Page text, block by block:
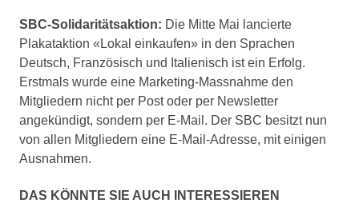
SBC-Solidaritätsaktion: Die Mitte Mai lancierte
Plakataktion «Lokal einkaufen» in den Sprachen
Deutsch, Französisch und Italienisch ist ein Erfolg.
Erstmals wurde eine Marketing-Massnahme den
Mitgliedern nicht per Post oder per Newsletter
angekündigt, sondern per E-Mail. Der SBC besitzt nun
von allen Mitgliedern eine E-Mail-Adresse, mit einigen
Ausnahmen.
DAS KÖNNTE SIE AUCH INTERESSIEREN